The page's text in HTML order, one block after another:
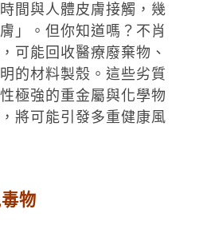
間與人體皮膚接觸，幾
」。但你知道嗎？不肖
可能回收醫療廢棄物、
的材料製殼。這些劣質
極強的重金屬與化學物
將可能引發多重健康風
物